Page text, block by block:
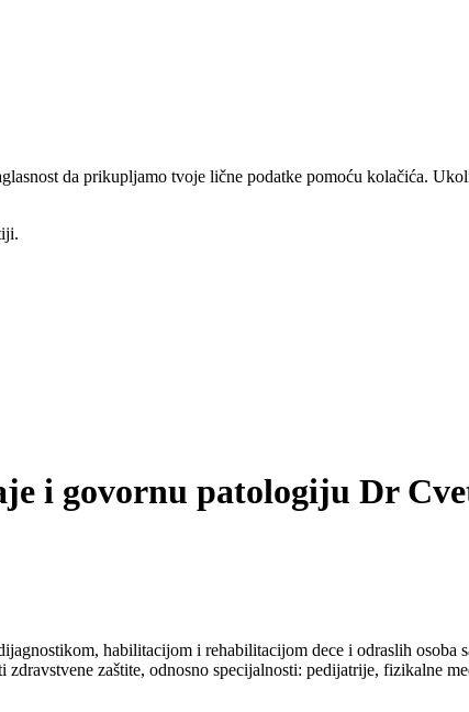
da prikupljamo tvoje lične podatke pomoću kolačića.
i govornu patologiju Dr
habilitacijom i rehabilitacijom dece i odraslih
zaštite, odnosno specijalnosti: pedijatrije, fizikalne